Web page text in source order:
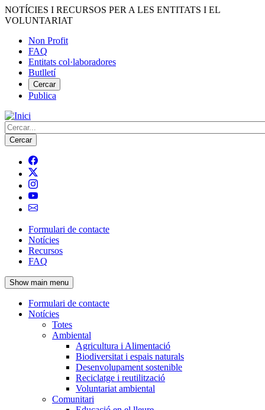
Vés
al
NOTÍCIES I RECURSOS PER A LES ENTITATS I EL
VOLUNTARIAT
Menú
del
compte
d'usuari
Non Profit
FAQ
Entitats col·laboradores
Butlletí
Cercar
Publica
Cerca
Navegació
principal
de
l'encapçalament
Formulari de contacte
Notícies
Recursos
FAQ
Show main menu
Navegació
principal
Formulari de contacte
Notícies
Totes
Ambiental
Agricultura i Alimentació
Biodiversitat i espais naturals
Desenvolupament sostenible
Reciclatge i reutilització
Voluntariat ambiental
Comunitari